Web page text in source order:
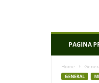
P
PAGINA
Home
GENERAL